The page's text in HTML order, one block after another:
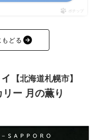
ポチップ
どる
【北海道札幌市】
ー 月の薫り